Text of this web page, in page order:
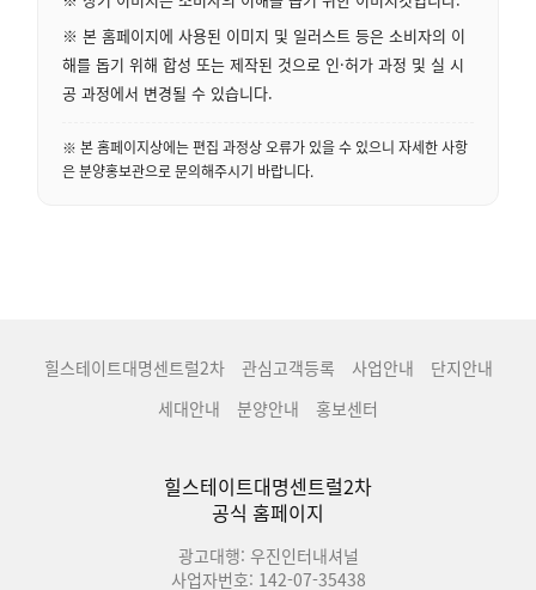
※ 본 홈페이지에 사용된 이미지 및 일러스트 등은 소비자의 이
해를 돕기 위해 합성 또는 제작된 것으로 인·허가 과정 및 실 시
공 과정에서 변경될 수 있습니다.
※ 본 홈페이지상에는 편집 과정상 오류가 있을 수 있으니 자세한 사항
은 분양홍보관으로 문의해주시기 바랍니다.
힐스테이트대명센트럴2차 관심고객등록 사업안내
단지안내
세대안내
분양안내 홍보센터
힐스테이트대명센트럴2차
공식 홈페이지
광고대행: 우진인터내셔널
사업자번호: 142-07-35438